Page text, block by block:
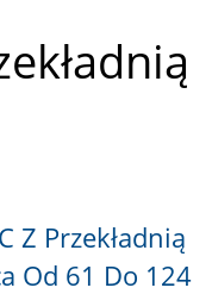
Z Przekładnią
Od 61 Do 124